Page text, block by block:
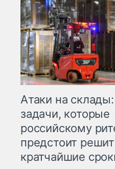
Атаки на
задачи, которые
российскому
предстоит
кратчайшие